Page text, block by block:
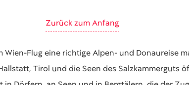
Zurück zum Anfang
Wien-Flug eine richtige Alpen- und Donaureise
Tirol und die Seen des Salzkammerguts